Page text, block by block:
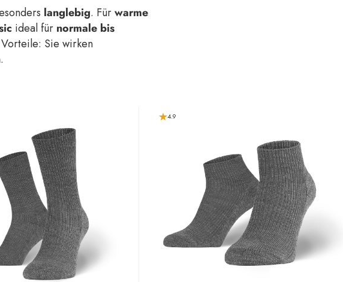
langlebig. Fürwarme
ideal für normale bis
Sie wirken
.
4.9